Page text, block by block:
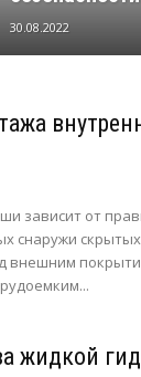
30.08.2022
зависит от
снаружи
внешним
жидкой